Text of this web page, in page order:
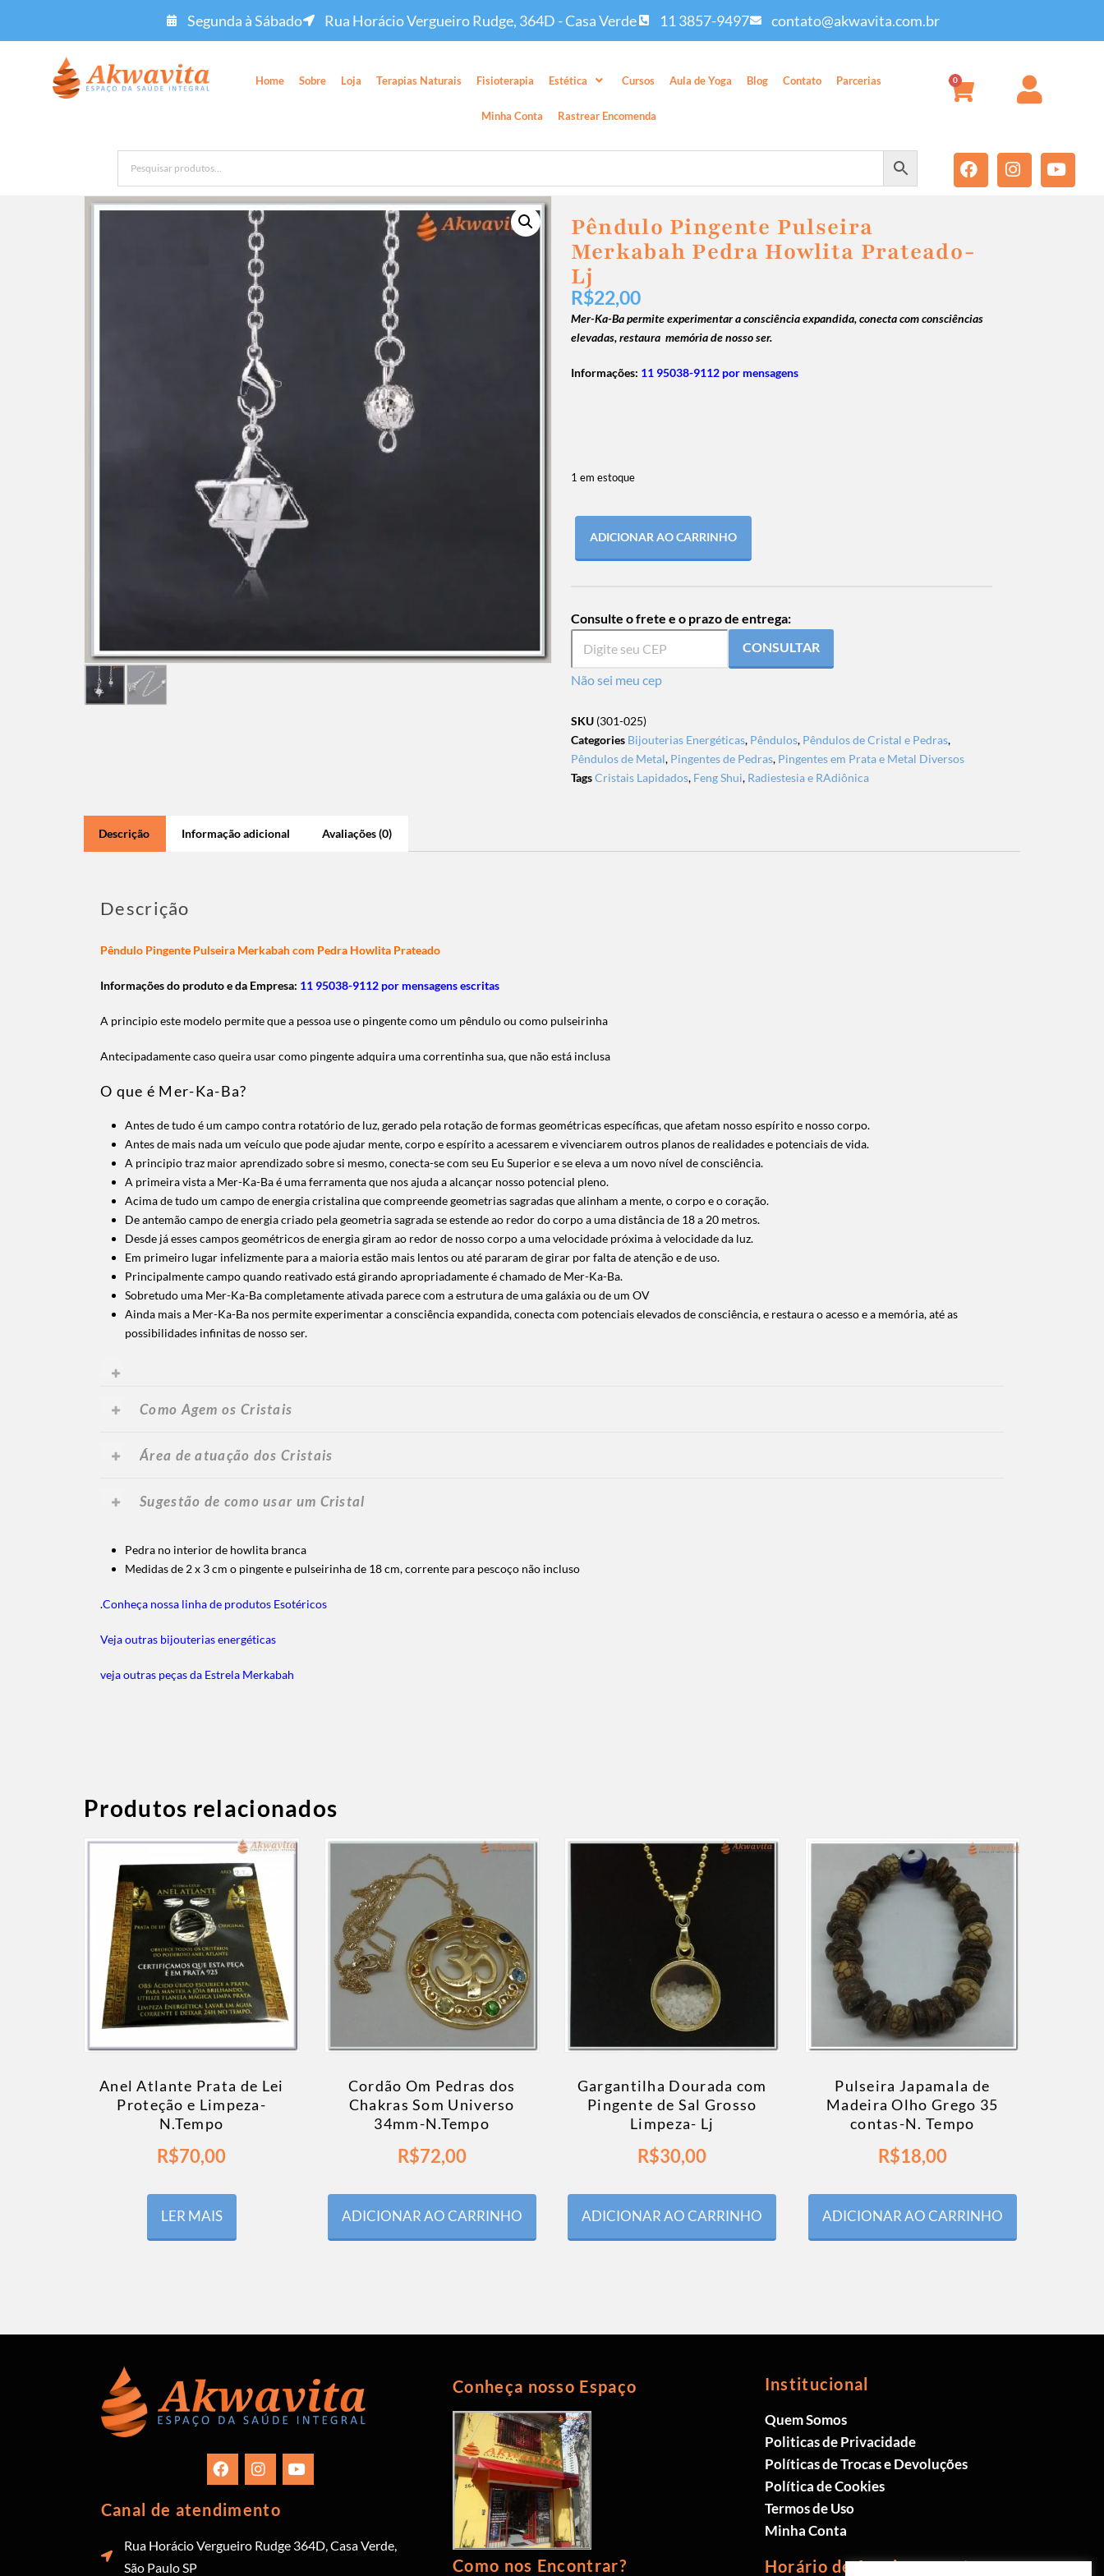
Segunda à Sábado Rua Horácio Vergueiro Rudge, 364D - Casa Verde 11 3857-9497 contato@akwavita.com.br
Home Sobre Loja Terapias Naturais Fisioterapia Estética Cursos Aula de Yoga Blog Contato Parcerias
Minha Conta Rastrear Encomenda
0
Pêndulo Pingente Pulseira
Merkabah Pedra Howlita Prateado-
Lj
R$22,00
Mer-Ka-Ba permite experimentar a consciência expandida, conecta com consciências
elevadas, restaura memória de nosso ser.
Informações: 11 95038-9112 por mensagens
1 em estoque
ADICIONAR AO CARRINHO
Consulte o frete e o prazo de entrega:
CONSULTAR
Não sei meu cep
SKU (301-025)
Categories Bijouterias Energéticas, Pêndulos, Pêndulos de Cristal e Pedras,
Pêndulos de Metal, Pingentes de Pedras, Pingentes em Prata e Metal Diversos
TagsCristais Lapidados, Feng Shui, Radiestesia e RAdiônica
Descrição Informação adicional Avaliações (0)
Descrição
Pêndulo Pingente Pulseira Merkabah com Pedra Howlita Prateado
Informações do produto e da Empresa: 11 95038-9112 por mensagens escritas
A principio este modelo permite que a pessoa use o pingente como um pêndulo ou como pulseirinha
Antecipadamente caso queira usar como pingente adquira uma correntinha sua, que não está inclusa
O que é Mer-Ka-Ba?
Antes de tudo é um campo contra rotatório de luz, gerado pela rotação de formas geométricas específicas, que afetam nosso espírito e nosso corpo.
Antes de mais nada um veículo que pode ajudar mente, corpo e espírito a acessarem e vivenciarem outros planos de realidades e potenciais de vida.
A principio traz maior aprendizado sobre si mesmo, conecta-se com seu Eu Superior e se eleva a um novo nível de consciência.
A primeira vista a Mer-Ka-Ba é uma ferramenta que nos ajuda a alcançar nosso potencial pleno.
Acima de tudo um campo de energia cristalina que compreende geometrias sagradas que alinham a mente, o corpo e o coração.
De antemão campo de energia criado pela geometria sagrada se estende ao redor do corpo a uma distância de 18 a 20 metros.
Desde já esses campos geométricos de energia giram ao redor de nosso corpo a uma velocidade próxima à velocidade da luz.
Em primeiro lugar infelizmente para a maioria estão mais lentos ou até pararam de girar por falta de atenção e de uso.
Principalmente campo quando reativado está girando apropriadamente é chamado de Mer-Ka-Ba.
Sobretudo uma Mer-Ka-Ba completamente ativada parece com a estrutura de uma galáxia ou de um OV
Ainda mais a Mer-Ka-Ba nos permite experimentar a consciência expandida, conecta com potenciais elevados de consciência, e restaura o acesso e a memória, até as
possibilidades infinitas de nosso ser.
Como Agem os Cristais
Área de atuação dos Cristais
Sugestão de como usar um Cristal
Pedra no interior de howlita branca
Medidas de 2 x 3 cm o pingente e pulseirinha de 18 cm, corrente para pescoço não incluso
.Conheça nossa linha de produtos Esotéricos
Veja outras bijouterias energéticas
veja outras peças da Estrela Merkabah
Produtos relacionados
Anel Atlante Prata de Lei
Proteção e Limpeza-
N.Tempo
R$70,00
LER MAIS
Cordão Om Pedras dos
Chakras Som Universo
34mm-N.Tempo
R$72,00
ADICIONAR AO CARRINHO
Gargantilha Dourada com
Pingente de Sal Grosso
Limpeza- Lj
R$30,00
ADICIONAR AO CARRINHO
Pulseira Japamala de
Madeira Olho Grego 35
contas-N. Tempo
R$18,00
ADICIONAR AO CARRINHO
Canal de atendimento
Rua Horácio Vergueiro Rudge 364D, Casa Verde,
São Paulo SP
Conheça nosso Espaço
Como nos Encontrar?
Institucional
Quem Somos
Politicas de Privacidade
Políticas de Trocas e Devoluções
Política de Cookies
Termos de Uso
Minha Conta
Horário de funcionamento